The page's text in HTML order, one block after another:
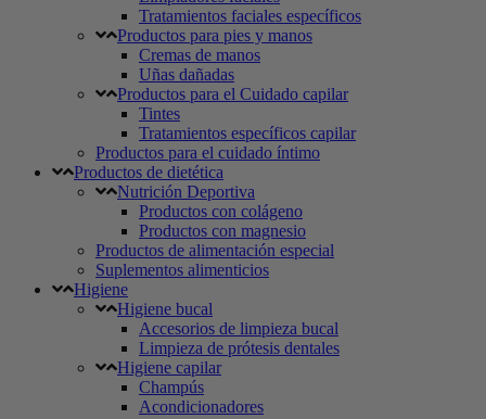
Tratamientos faciales específicos
Productos para pies y manos
Cremas de manos
Uñas dañadas
Productos para el Cuidado capilar
Tintes
Tratamientos específicos capilar
Productos para el cuidado íntimo
Productos de dietética
Nutrición Deportiva
Productos con colágeno
Productos con magnesio
Productos de alimentación especial
Suplementos alimenticios
Higiene
Higiene bucal
Accesorios de limpieza bucal
Limpieza de prótesis dentales
Higiene capilar
Champús
Acondicionadores